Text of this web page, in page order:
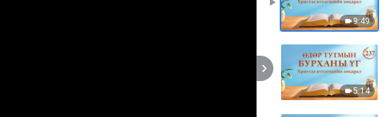
9:49
5:14